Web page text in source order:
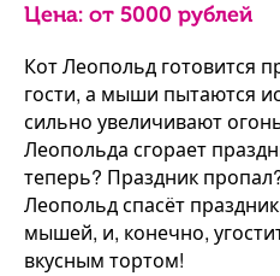
Цена: от 5000 рублей
Кот Леопольд готовится
гости, а мыши пытаются
сильно увеличивают
Леопольда сгорает
теперь? Праздник
Леопольд спасёт
мышей, и, конечно,
вкусным тортом!